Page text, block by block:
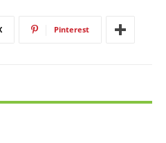
Pinterest